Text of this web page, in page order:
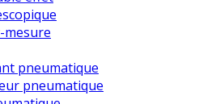
mesure
pneumatique
pneumatique